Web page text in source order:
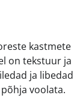
kastmete
on tekstuur ja
ja libedad
voolata.